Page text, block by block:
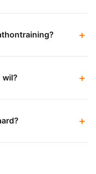
wil?